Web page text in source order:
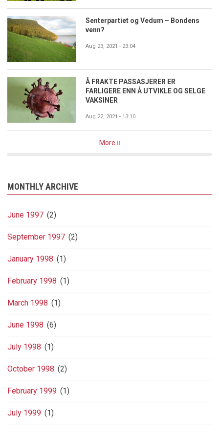
Senterpartiet og Vedum – Bondens
venn?
Aug 23, 2021 - 23:04
Å FRAKTE PASSASJERER ER
FARLIGERE ENN Å UTVIKLE OG SELGE
VAKSINER
Aug 22, 2021 - 13:10
More
MONTHLY ARCHIVE
June 1997 (2)
September 1997 (2)
January 1998 (1)
February 1998 (1)
March 1998 (1)
June 1998 (6)
July 1998 (1)
October 1998 (2)
February 1999 (1)
July 1999 (1)